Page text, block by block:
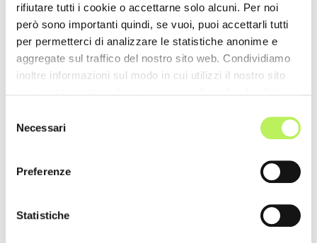
rifiutare tutti i cookie o accettarne solo alcuni. Per noi
però sono importanti quindi, se vuoi, puoi accettarli tutti
per permetterci di analizzare le statistiche anonime e
aggregate sul traffico del nostro sito web. Condividiamo
inoltre informazioni sul modo in cui utilizzi il nostro sito
combinarle con altre informazioni che hai fornito loro o
delNecessari
Preferenze
Statistiche